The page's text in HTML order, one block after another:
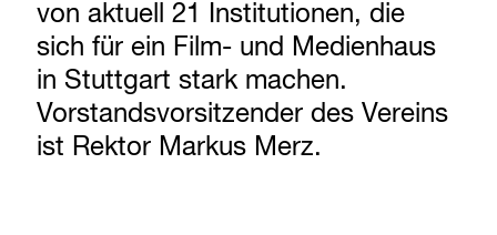
von aktuell 21 Institutionen, die
sich für ein Film- und Medienhaus
in Stuttgart stark machen.
Vorstandsvorsitzender des Vereins
ist Rektor Markus Merz.